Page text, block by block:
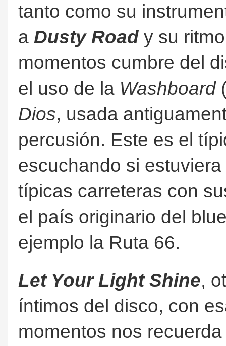
tanto como su
a Dusty Road y su
momentos cumbre del
el uso de la Washboard
Dios, usada
percusión. Este es el
escuchando si
típicas carreteras con
el país originario del
ejemplo la Ruta 66.
Let Your Light Shine,
íntimos del disco, con
momentos nos